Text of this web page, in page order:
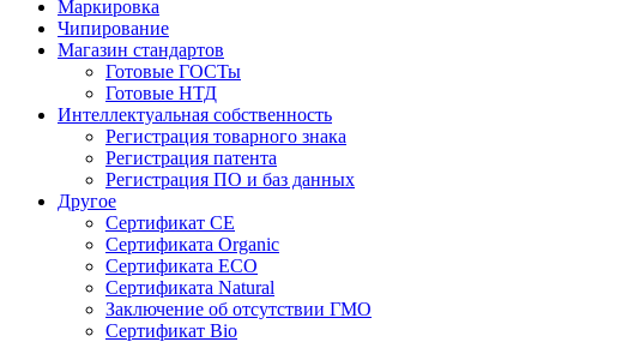
Маркировка
Чипирование
Магазин стандартов
Готовые ГОСТы
Готовые НТД
Интеллектуальная собственность
Регистрация товарного знака
Регистрация патента
Регистрация ПО и баз данных
Другое
Сертификат СЕ
Сертификата Organic
Сертификата ECO
Сертификата Natural
Заключение об отсутствии ГМО
Сертификат Bio